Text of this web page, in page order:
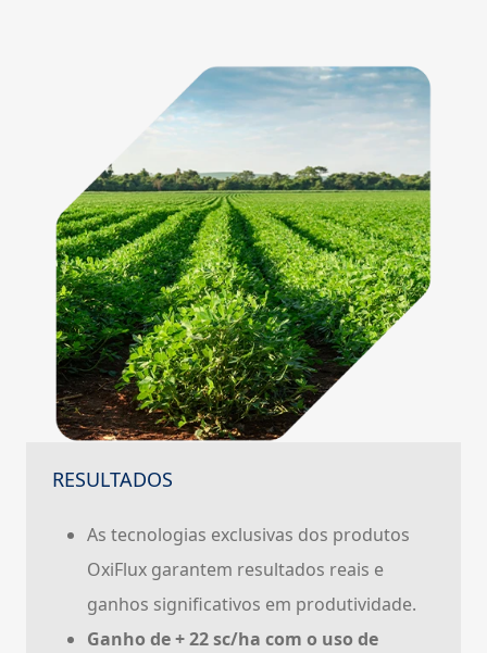
RESULTADOS
As tecnologias exclusivas dos produtos
OxiFlux garantem resultados reais e
ganhos significativos em produtividade.
Ganho de + 22 sc/ha com o uso de